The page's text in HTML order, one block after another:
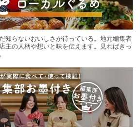
知らないおいしさが待っている。地元編集者
主の人柄や想いと味を伝えます。見ればきっ